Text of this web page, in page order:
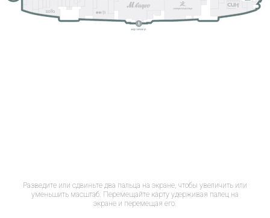
Разведите или сдвиньте два пальца на экране, чтобы увеличить или
уменьшить масштаб. Перемещайте карту удерживая палец на
экране и перемещая его.